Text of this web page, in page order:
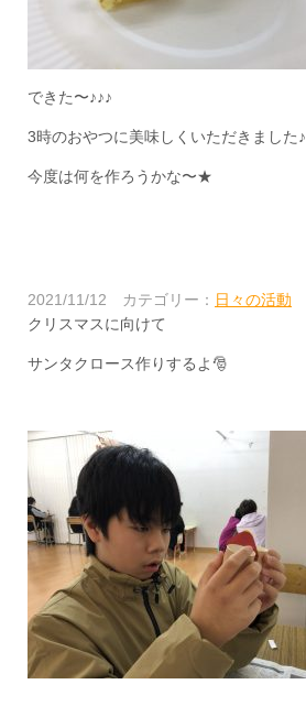
できた〜♪♪♪
3時のおやつに美味しくいただきました♪
今度は何を作ろうかな〜★
2021/11/12 カテゴリー： 日々の活動
クリスマスに向けて
サンタクロース作りするよ🎅